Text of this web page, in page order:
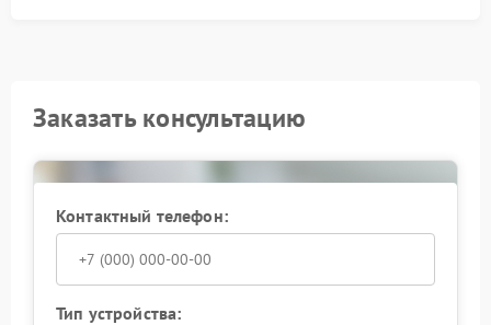
Заказать консультацию
Контактный телефон:
Тип устройства: